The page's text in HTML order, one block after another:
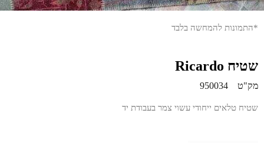
*התמונות להמחשה בלבד
שטיח Ricardo
מק"ט 950034
שטיח טלאים ייחודי עשוי צמר בעבודת יד